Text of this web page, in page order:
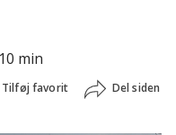
min
Tilføj favorit Del siden